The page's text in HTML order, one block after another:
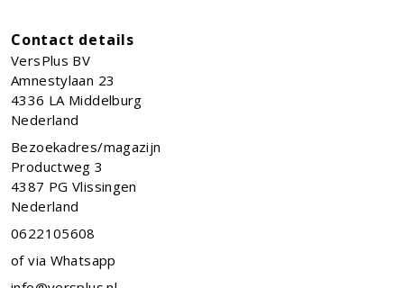
Contact details
VersPlus BV
Amnestylaan 23
4336 LA Middelburg
Nederland
Bezoekadres/magazijn
Productweg 3
4387 PG Vlissingen
Nederland
0622105608
of via Whatsapp